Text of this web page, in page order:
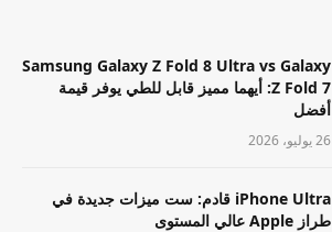
Samsung Galaxy Z Fold 8 Ultra vs Galaxy
Z Fold 7: أيهما مميز قابل للطي يوفر قيمة
أفضل
26 يوليو، 2026
iPhone Ultra قادم: ست ميزات جديدة في
طراز Apple عالي المستوى